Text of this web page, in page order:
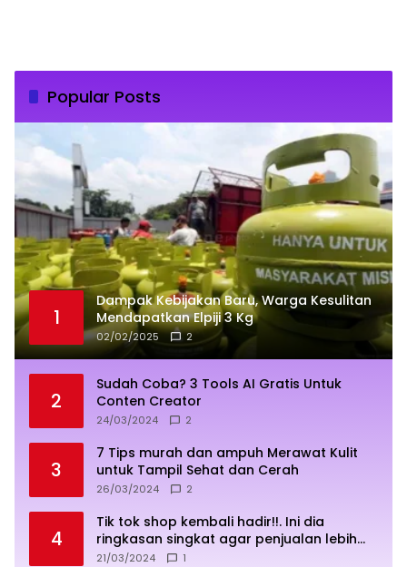
Popular Posts
1
Dampak Kebijakan Baru, Warga Kesulitan
Mendapatkan Elpiji 3 Kg
02/02/2025 2
2
Sudah Coba? 3 Tools AI Gratis Untuk
Conten Creator
24/03/2024 2
3
7 Tips murah dan ampuh Merawat Kulit
untuk Tampil Sehat dan Cerah
26/03/2024 2
4
Tik tok shop kembali hadir!!. Ini dia
ringkasan singkat agar penjualan lebih
sukses
21/03/2024 1